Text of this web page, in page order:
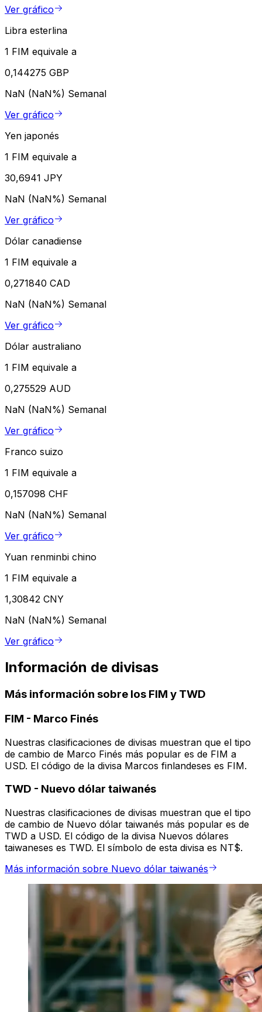
Ver gráfico
Libra esterlina
1 FIM equivale a
0,144275 GBP
NaN (NaN%) Semanal
Ver gráfico
Yen japonés
1 FIM equivale a
30,6941 JPY
NaN (NaN%) Semanal
Ver gráfico
Dólar canadiense
1 FIM equivale a
0,271840 CAD
NaN (NaN%) Semanal
Ver gráfico
Dólar australiano
1 FIM equivale a
0,275529 AUD
NaN (NaN%) Semanal
Ver gráfico
Franco suizo
1 FIM equivale a
0,157098 CHF
NaN (NaN%) Semanal
Ver gráfico
Yuan renminbi chino
1 FIM equivale a
1,30842 CNY
NaN (NaN%) Semanal
Ver gráfico
Información de divisas
Más información sobre los FIM y TWD
FIM - Marco Finés
Nuestras clasificaciones de divisas muestran que el tipo
de cambio de Marco Finés más popular es de FIM a
USD. El código de la divisa Marcos finlandeses es FIM.
TWD - Nuevo dólar taiwanés
Nuestras clasificaciones de divisas muestran que el tipo
de cambio de Nuevo dólar taiwanés más popular es de
TWD a USD. El código de la divisa Nuevos dólares
taiwaneses es TWD. El símbolo de esta divisa es NT$.
Más información sobre Nuevo dólar taiwanés